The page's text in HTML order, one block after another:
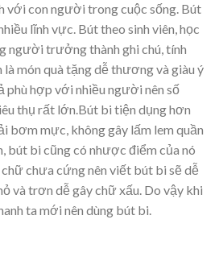
với con người trong cuộc sống. Bút
lĩnh vực. Bút theo sinh viên, học
người trưởng thành ghi chú, tính
là món quà tặng dễ thương và giàu ý
phù hợp với nhiều người nên số
thụ rất lớn.Bút bi tiện dụng hơn
bơm mực, không gây lấm lem quần
bút bi cũng có nhược điểm của nó
chưa cứng nên viết bút bi sẽ dễ
và trơn dễ gây chữ xấu. Do vậy khi
ta mới nên dùng bút bi.